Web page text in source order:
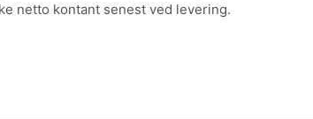
netto kontant senest ved levering.